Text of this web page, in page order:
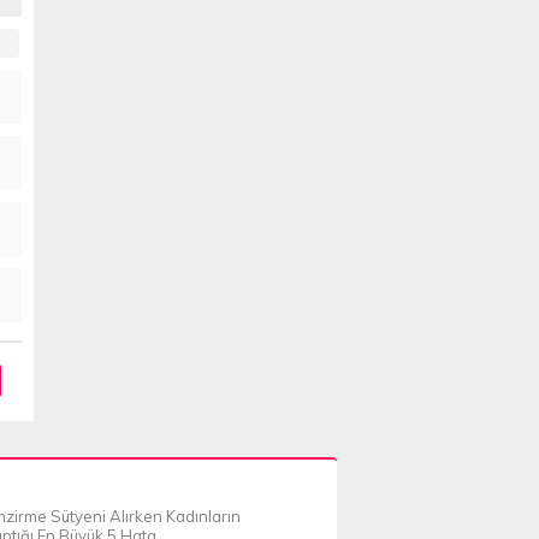
Sütyeni Alırken Kadınların